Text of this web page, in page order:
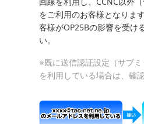
をご利用のお客様となりま
客様がOP25Bの影響を受け
い。
※既に送信認証設定（サブ
を利用している場合は、確